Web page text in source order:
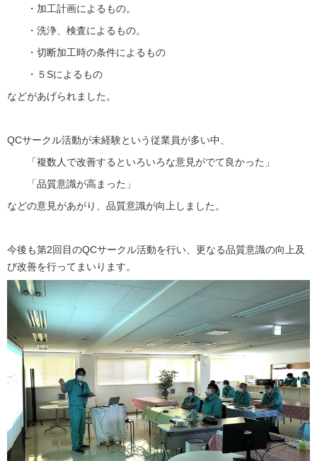
・加工計画によるもの。
・洗浄、検査によるもの。
・切断加工時の条件によるもの
・５Sによるもの
などがあげられました。
QCサークル活動が未経験という従業員が多い中、
「複数人で改善するといろいろな意見がでて良かった」
「品質意識が高まった」
などの意見があがり、品質意識が向上しました。
今後も第2回目のQCサークル活動を行い、更なる品質意識の向上及
び改善を行ってまいります。